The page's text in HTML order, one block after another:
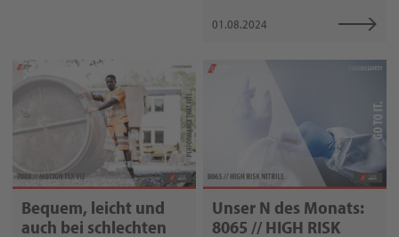
01.08.2024
Bequem, leicht und
auch bei schlechten
Unser N des Monats:
8065 // HIGH RISK